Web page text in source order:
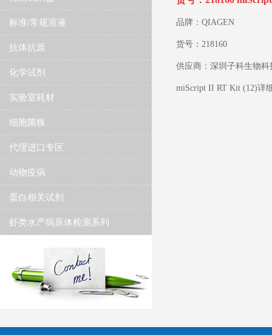
标准/常规溶液
抗体抗原
化学试剂
实验室耗材
细胞菌株
代理进口专区
动物疫病
蛋白相关试剂
虾类水产病原体检测系列
品牌：QIAGEN
货号： 218160
供应商：深圳子科生物科
miScript II RT Kit (12)详